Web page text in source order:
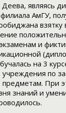
Деева, являясь
АмГУ,
взятку
и
на 3
учреждения по
При
знаний и